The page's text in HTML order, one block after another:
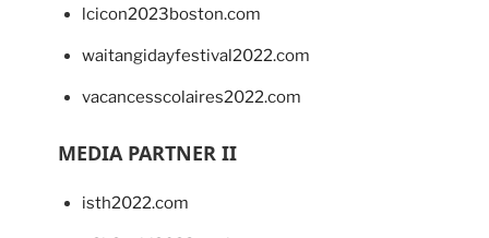
lcicon2023boston.com
waitangidayfestival2022.com
vacancesscolaires2022.com
MEDIA PARTNER II
isth2022.com